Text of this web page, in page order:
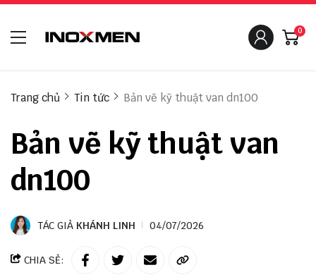
0
Trang chủ Tin tức Bản vẽ kỹ thuật van dn100
Bản vẽ kỹ thuật van
dn100
TÁC GIẢ KHÁNH LINH 04/07/2026
CHIA SẺ: